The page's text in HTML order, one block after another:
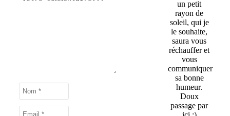
un petit
rayon de
soleil, qui je
le souhaite,
saura vous
réchauffer et
vous
communiquer
sa bonne
humeur.
Doux
passage par